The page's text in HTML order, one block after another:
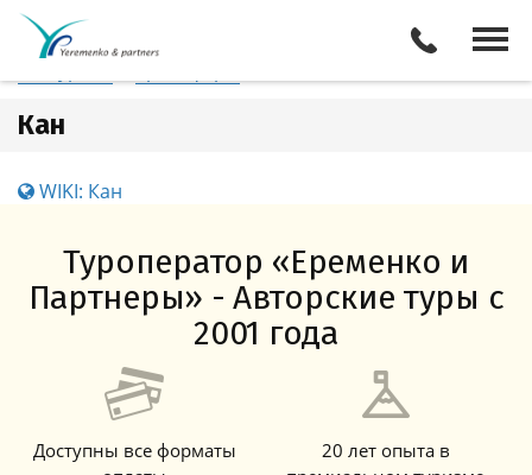
Франция
Кан
WIKI: Кан
Туроператор «Еременко и
Партнеры» - Авторские туры с
2001 года
Доступны все форматы
20 лет опыта в